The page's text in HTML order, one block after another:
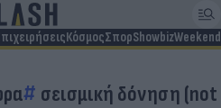
ΚόσμοςΣπορShowbizWeekend
σεισμική δόνηση